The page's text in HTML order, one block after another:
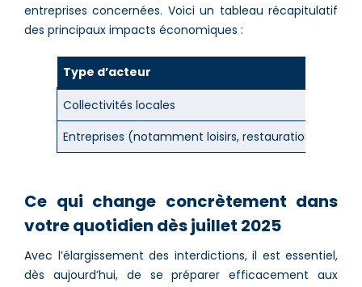
entreprises concernées. Voici un tableau récapitulatif
des principaux impacts économiques :
Type d’acteur
Collectivités locales
Entreprises (notamment loisirs, restauration)
Ce qui change concrètement dans
votre quotidien dès juillet 2025
Avec l’élargissement des interdictions, il est essentiel,
dès aujourd’hui, de se préparer efficacement aux